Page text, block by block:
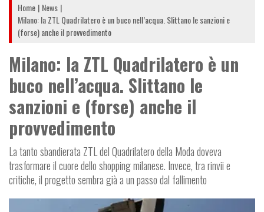
Home News
Milano: la ZTL Quadrilatero è un buco nell’acqua. Slittano le sanzioni e
(forse) anche il provvedimento
Milano: la ZTL Quadrilatero è un
buco nell’acqua. Slittano le
sanzioni e (forse) anche il
provvedimento
La tanto sbandierata ZTL del Quadrilatero della Moda doveva
trasformare il cuore dello shopping milanese. Invece, tra rinvii e
critiche, il progetto sembra già a un passo dal fallimento